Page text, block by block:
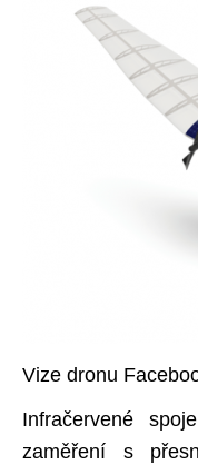
Vize dronu
Infračervené
zaměření s